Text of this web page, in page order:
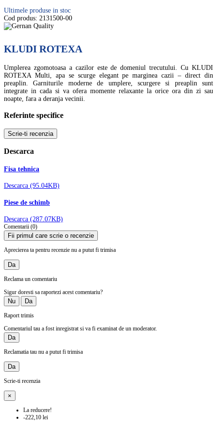
Ultimele produse in stoc
Cod produs: 2131500-00
KLUDI ROTEXA
Umplerea zgomotoasa a cazilor este de domeniul trecutului. Cu KLUDI
ROTEXA Multi, apa se scurge elegant pe marginea cazii – direct din
preaplin. Garniturile moderne de umplere, scurgere si preaplin sunt
integrate in cada si va ofera momente relaxante la orice ora din zi sau
noapte, fara a deranja vecinii.
Referinte specifice
Scrie-ti recenzia
Descarca
Fisa tehnica
Descarca (95.04KB)
Piese de schimb
Descarca (287.07KB)
Comentarii (0)
Fii primul care scrie o recenzie
Aprecierea ta pentru recenzie nu a putut fi trimisa
Da
Reclama un comentariu
Sigur doresti sa raportezi acest comentariu?
Nu Da
Raport trimis
Comentariul tau a fost inregistrat si va fi examinat de un moderator.
Da
Reclamatia tau nu a putut fi trimisa
Da
Scrie-ti recenzia
×
La reducere!
-222,10 lei